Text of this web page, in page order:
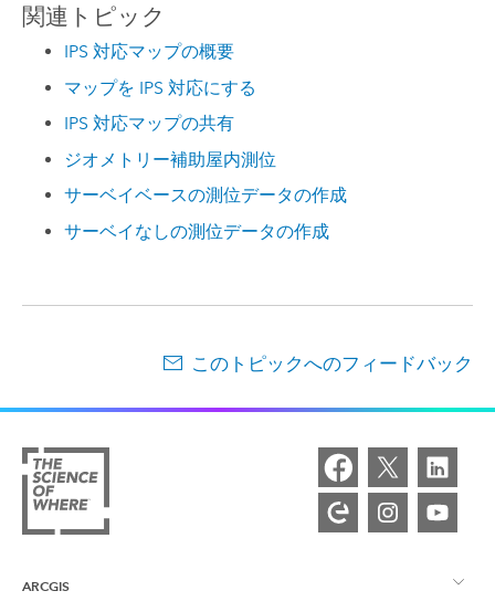
関連トピック
IPS 対応マップの概要
マップを IPS 対応にする
IPS 対応マップの共有
ジオメトリー補助屋内測位
サーベイベースの測位データの作成
サーベイなしの測位データの作成
このトピックへのフィードバック
ARCGIS